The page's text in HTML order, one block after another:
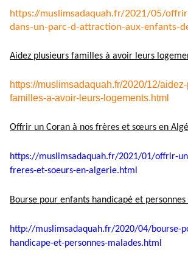
https://muslimsadaquah.fr/2021/05/
dans-un-parc-d-attraction-aux-enfants-
Aidez plusieurs familles à avoir leurs
https://muslimsadaquah.fr/2020/12/
familles-a-avoir-leurs-logements.html
Offrir un Coran à nos frères et sœurs en
https://muslimsadaquah.fr/2021/01/offrir-
freres-et-soeurs-en-algerie.html
Bourse pour enfants handicapé et
http://muslimsadaquah.fr/2020/04/bourse-
handicape-et-personnes-malades.html